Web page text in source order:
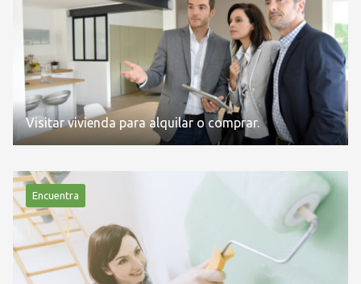
Visitar vivienda para alquilar o comprar.
Encuentra